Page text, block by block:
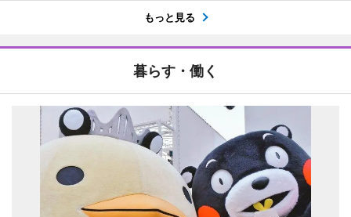
もっと見る
暮らす・働く